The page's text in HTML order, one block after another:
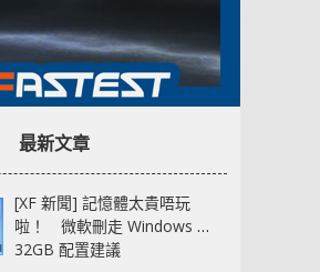
最新文章
[XF 新聞] 記憶體太貴唔玩
啦！ 微軟刪走 Windows 11
32GB 配置建議